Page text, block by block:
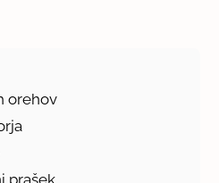
orehov